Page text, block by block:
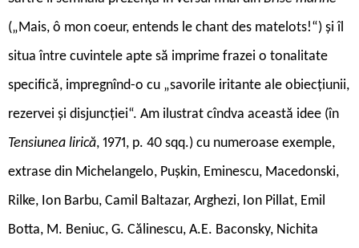
(„Mais, ô mon coeur, entends le chant des matelots!“) și îl
situa între cuvintele apte să imprime frazei o tonalitate
specifică, impregnînd-o cu „savorile iritante ale obiecțiunii,
rezervei și disjuncției“. Am ilustrat cîndva această idee (în
Tensiunea lirică, 1971, p. 40 sqq.) cu numeroase exemple,
extrase din Michelangelo, Pușkin, Eminescu, Macedonski,
Rilke, Ion Barbu, Camil Baltazar, Arghezi, Ion Pillat, Emil
Botta, M. Beniuc, G. Călinescu, A.E. Baconsky, Nichita